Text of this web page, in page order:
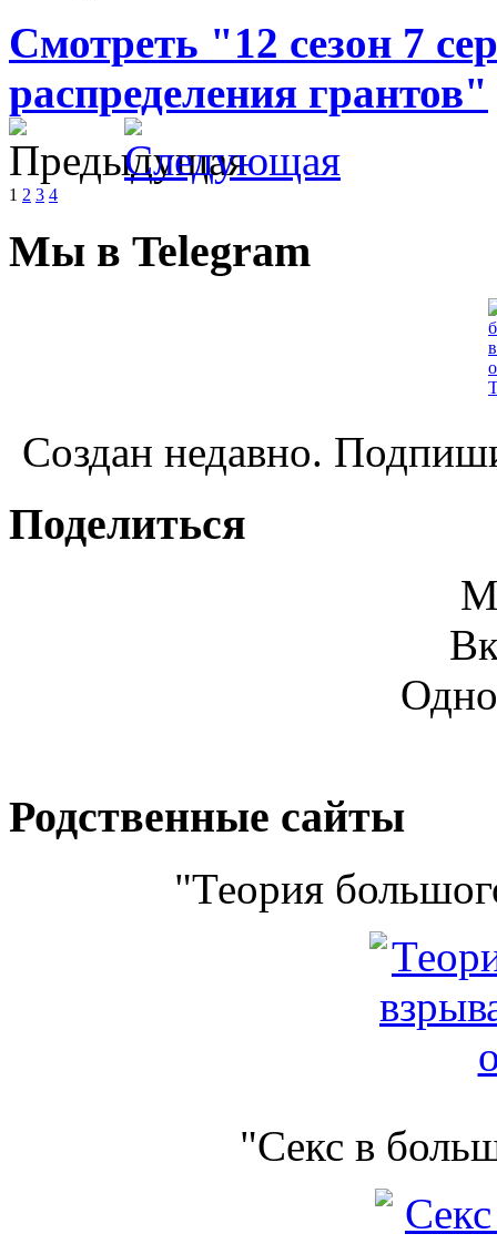
Смотреть "12 сезон 7
распределения грантов"
1 2 3 4
Мы в Telegram
Создан недавно.
Поделиться
Родственные сайты
"Теория
"Секс в